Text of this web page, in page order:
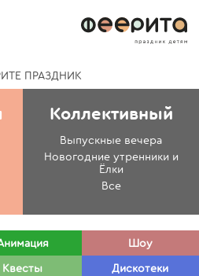
ПРАЗДНИК
Коллективный
Выпускные вечера
Новогодние утренники и
Ёлки
Все
Шоу
Квесты
Дискотеки